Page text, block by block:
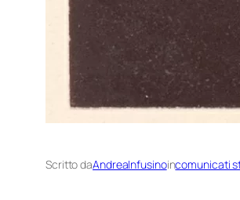
Scritto daAndreaInfusinoincomunicati